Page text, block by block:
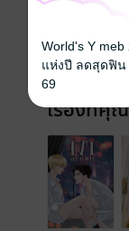
ราคาปก
เรื่องที่คุณ
World's Y
แห่งปี ลดสุดฟิน
69